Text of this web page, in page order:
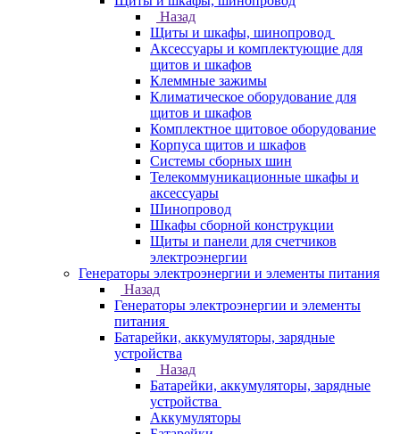
Назад
Щиты и шкафы, шинопровод
Аксессуары и комплектующие для
щитов и шкафов
Клеммные зажимы
Климатическое оборудование для
щитов и шкафов
Комплектное щитовое оборудование
Корпуса щитов и шкафов
Системы сборных шин
Телекоммуникационные шкафы и
аксессуары
Шинопровод
Шкафы сборной конструкции
Щиты и панели для счетчиков
электроэнергии
Генераторы электроэнергии и элементы питания
Назад
Генераторы электроэнергии и элементы
питания
Батарейки, аккумуляторы, зарядные
устройства
Назад
Батарейки, аккумуляторы, зарядные
устройства
Аккумуляторы